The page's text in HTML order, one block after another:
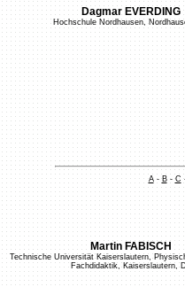
Dagmar EVERDING
Hochschule Nordhausen,
A-B-C
Martin FABISCH
Technische Universität Kaiserslautern,
Fachdidaktik, Kaiserslautern,